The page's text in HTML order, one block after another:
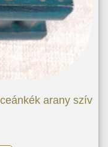
arany szív